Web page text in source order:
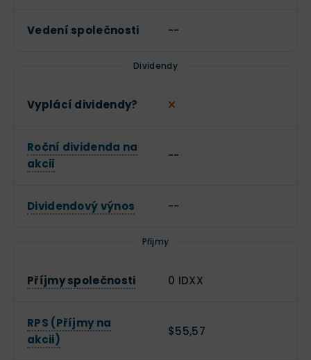
Vedení společnosti --
Dividendy
Vyplácí dividendy?
Roční dividenda na
akcii
--
Dividendový výnos --
Příjmy
Příjmy společnosti 0 IDXX
RPS (Příjmy na
akcii)
$55,57